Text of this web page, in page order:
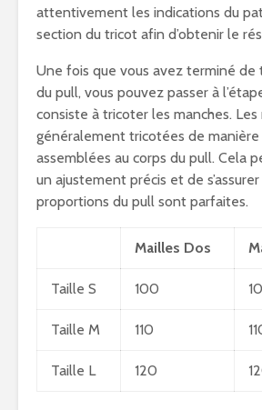
attentivement les indications du
section du tricot afin d’obtenir le
Une fois que vous avez terminé de
du pull, vous pouvez passer à
consiste à tricoter les manches.
généralement tricotées de manière
assemblées au corps du pull. Cela
un ajustement précis et de
proportions du pull sont parfaites.
Mailles Dos
Taille S 100
Taille M 110
Taille L 120